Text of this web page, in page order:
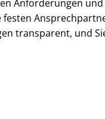
Anforderungen
transparent, und